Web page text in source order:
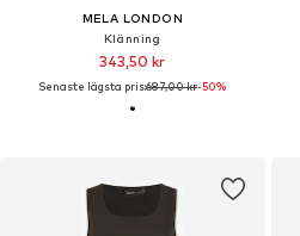
MELA LONDON
Klänning
343,50 kr
Senaste lägsta pris:687,00 kr-50%